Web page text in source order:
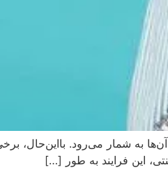
به شمار می‌رود. بااین‌حال،
این فرایند به طور […]